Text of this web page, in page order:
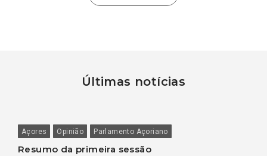
Últimas notícias
Açores Opinião Parlamento Açoriano
Resumo da primeira sessão